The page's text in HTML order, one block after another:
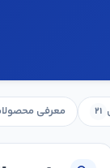
۲۱ معرفی